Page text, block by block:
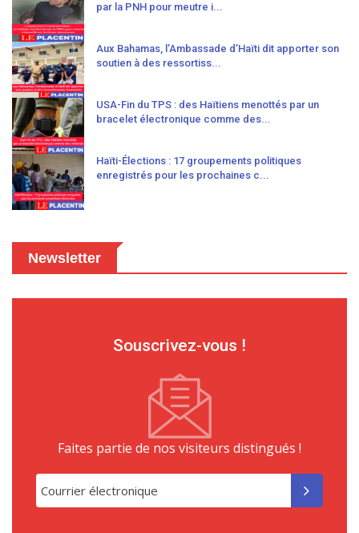
par la PNH pour meutre i...
Aux Bahamas, l’Ambassade d’Haïti dit apporter son
soutien à des ressortiss...
USA-Fin du TPS : des Haïtiens menottés par un
bracelet électronique comme des...
Haïti-Élections : 17 groupements politiques
enregistrés pour les prochaines c...
Newsletter
Souscrivez-vous !
Faites partie de nos visiteurs distingués !